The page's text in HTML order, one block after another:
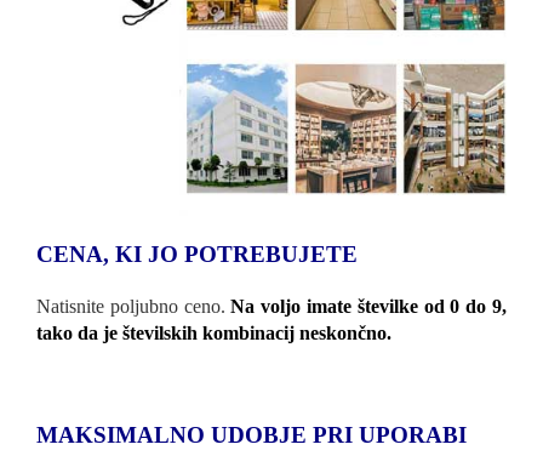
CENA, KI JO POTREBUJETE
Natisnite poljubno ceno. Na voljo imate številke od 0 do 9,
tako da je številskih kombinacij neskončno.
MAKSIMALNO UDOBJE PRI UPORABI